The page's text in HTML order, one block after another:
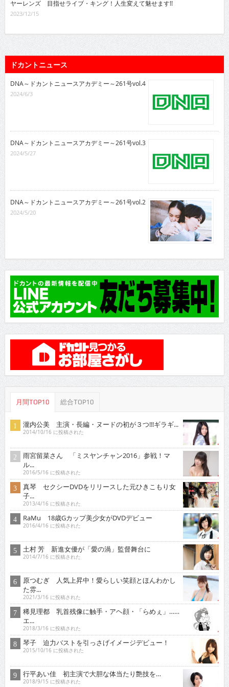
ヤーレンズ 目指せライブ・キング！人生変えて魅せます!!
2023/12/15
ドカントニュース
DNA～ドカントニュースアカデミー～261号vol.4
2024/6/3
DNA～ドカントニュースアカデミー～261号vol.3
2024/5/27
DNA～ドカントニュースアカデミー～261号vol.2
2024/5/20
月間TOP10 総合TOP10
瀧内公美 主演・長編・ヌードの初が３つ!!!ギラギ...
2014/10/16 に投稿された
雨宮留菜さん 「ミスヤンチャン2016」参戦！マ
ル...
2016/5/16 に投稿された
真琴 セクシーDVDをリリースした元ひきこもり女
子...
2013/4/16 に投稿された
RaMu 18歳Gカップ美少女がDVDデビュー
2016/4/16 に投稿された
土村 芳 新進女優が「愛の渦」監督舞台に
2014/7/16 に投稿された
原つむぎ 人気上昇中！愛らしい笑顔とほんわかし
た雰...
2021/3/16 に投稿された
稀見理都 乳首残像に触手・アヘ顔・「らめぇ」……
エ...
2018/3/16 に投稿された
琴子 迫力バストを引っさげイメージデビュー！
2015/10/16 に投稿された
行平あい佳 初主演で大胆な体当たり艶技を…
2018/9/15 に投稿された